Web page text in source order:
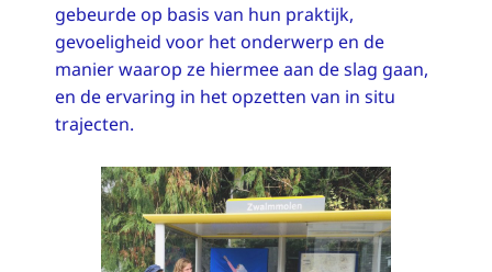
gebeurde op basis van hun praktijk,
gevoeligheid voor het onderwerp en de
manier waarop ze hiermee aan de slag gaan,
en de ervaring in het opzetten van in situ
trajecten.